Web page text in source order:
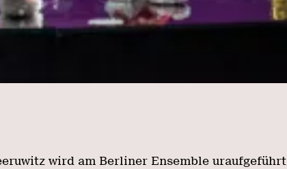
wird am Berliner Ensemble uraufgeführt